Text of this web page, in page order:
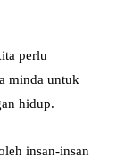
perlu
minda untuk
hidup.
insan-insan